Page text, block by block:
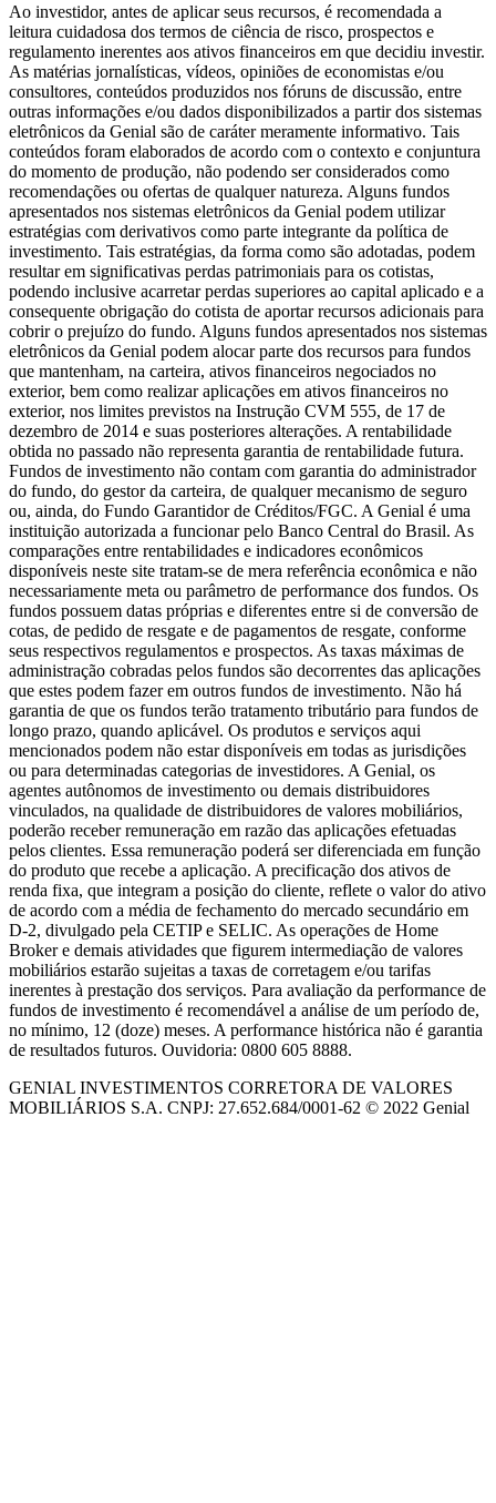
Ao investidor, antes de aplicar seus recursos, é recomendada a
leitura cuidadosa dos termos de ciência de risco, prospectos e
regulamento inerentes aos ativos financeiros em que decidiu investir.
As matérias jornalísticas, vídeos, opiniões de economistas e/ou
consultores, conteúdos produzidos nos fóruns de discussão, entre
outras informações e/ou dados disponibilizados a partir dos sistemas
eletrônicos da Genial são de caráter meramente informativo. Tais
conteúdos foram elaborados de acordo com o contexto e conjuntura
do momento de produção, não podendo ser considerados como
recomendações ou ofertas de qualquer natureza. Alguns fundos
apresentados nos sistemas eletrônicos da Genial podem utilizar
estratégias com derivativos como parte integrante da política de
investimento. Tais estratégias, da forma como são adotadas, podem
resultar em significativas perdas patrimoniais para os cotistas,
podendo inclusive acarretar perdas superiores ao capital aplicado e a
consequente obrigação do cotista de aportar recursos adicionais para
cobrir o prejuízo do fundo. Alguns fundos apresentados nos sistemas
eletrônicos da Genial podem alocar parte dos recursos para fundos
que mantenham, na carteira, ativos financeiros negociados no
exterior, bem como realizar aplicações em ativos financeiros no
exterior, nos limites previstos na Instrução CVM 555, de 17 de
dezembro de 2014 e suas posteriores alterações. A rentabilidade
obtida no passado não representa garantia de rentabilidade futura.
Fundos de investimento não contam com garantia do administrador
do fundo, do gestor da carteira, de qualquer mecanismo de seguro
ou, ainda, do Fundo Garantidor de Créditos/FGC. A Genial é uma
instituição autorizada a funcionar pelo Banco Central do Brasil. As
comparações entre rentabilidades e indicadores econômicos
disponíveis neste site tratam-se de mera referência econômica e não
necessariamente meta ou parâmetro de performance dos fundos. Os
fundos possuem datas próprias e diferentes entre si de conversão de
cotas, de pedido de resgate e de pagamentos de resgate, conforme
seus respectivos regulamentos e prospectos. As taxas máximas de
administração cobradas pelos fundos são decorrentes das aplicações
que estes podem fazer em outros fundos de investimento. Não há
garantia de que os fundos terão tratamento tributário para fundos de
longo prazo, quando aplicável. Os produtos e serviços aqui
mencionados podem não estar disponíveis em todas as jurisdições
ou para determinadas categorias de investidores. A Genial, os
agentes autônomos de investimento ou demais distribuidores
vinculados, na qualidade de distribuidores de valores mobiliários,
poderão receber remuneração em razão das aplicações efetuadas
pelos clientes. Essa remuneração poderá ser diferenciada em função
do produto que recebe a aplicação. A precificação dos ativos de
renda fixa, que integram a posição do cliente, reflete o valor do ativo
de acordo com a média de fechamento do mercado secundário em
D-2, divulgado pela CETIP e SELIC. As operações de Home
Broker e demais atividades que figurem intermediação de valores
mobiliários estarão sujeitas a taxas de corretagem e/ou tarifas
inerentes à prestação dos serviços. Para avaliação da performance de
fundos de investimento é recomendável a análise de um período de,
no mínimo, 12 (doze) meses. A performance histórica não é garantia
de resultados futuros. Ouvidoria: 0800 605 8888.
GENIAL INVESTIMENTOS CORRETORA DE VALORES
MOBILIÁRIOS S.A. CNPJ: 27.652.684/0001-62 © 2022 Genial